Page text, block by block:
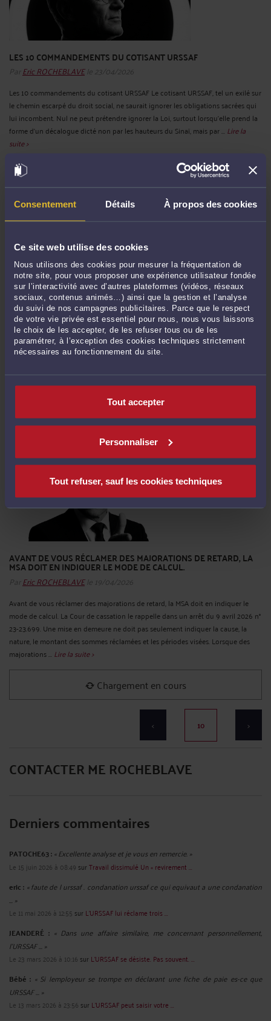
Consentement Détails À propos des cookies
Ce site web utilise des cookies
Nous utilisons des cookies pour mesurer la fréquentation de
notre site, pour vous proposer une expérience utilisateur fondée
sur l’interactivité avec d’autres plateformes (vidéos, réseaux
sociaux, contenus animés…) ainsi que la gestion et l’analyse
du suivi de nos campagnes publicitaires. Parce que le respect
de votre vie privée est essentiel pour nous, nous vous laissons
le choix de les accepter, de les refuser tous ou de les
paramétrer, à l’exception des cookies techniques strictement
nécessaires au fonctionnement du site.
Tout accepter
Personnaliser
Tout refuser, sauf les cookies techniques
LES 10 COMMANDEMENTS DU COTISANT URSSAF
Par Eric ROCHEBLAVEle 23/04/2026
Les 10 commandements du cotisant URSSAF Le cotisant URSSAF, tel un exilé sur
le chemin escarpé du droit social, ne saurait ignorer les obligations sacrées qui
lui incombent. Nul ne peut prétendre ignorer la Loi, surtout lorsqu'elle prend la
forme d'un décalogue dicté non par les hauteurs du Sinaï, mais par ... Lire la
suite >
L’URSSAF PEUT ENTRER DANS VOTRE ENTREPRISE SANS VOTRE
AUTORISATION. ELLE NE PEUT PAS Y ENTRER DE FORCE. SI VOUS
VOUS Y OPPOSEZ, VOUS VOUS EXPOSEZ SEULEMENT À DES
SANCTIONS FINANCIÈRES.
Par Eric ROCHEBLAVEle 19/04/2026
L’URSSAF peut entrer dans votre entreprise sans votre autorisation. Elle ne peut
AVANT DE VOUS RÉCLAMER DES MAJORATIONS DE RETARD, LA
MSA DOIT EN INDIQUER LE MODE DE CALCUL.
Par Eric ROCHEBLAVEle 19/04/2026
Avant de vous réclamer des majorations de retard, la MSA doit en indiquer le
mode de calcul. La Cour de cassation le rappelle dans un arrêt du 9 avril 2026 n°
23-23.699. Une mise en demeure ne doit pas seulement indiquer la cause, la
nature, le montant des sommes réclamées et les périodes visées. Lorsque des
majorations ... Lire la suite >
Chargement en cours
< 10 >
CONTACTER ME ROCHEBLAVE
Derniers commentaires
PATOCHE63 :« Excellente analyse et je vous en remercie. »
Le 15 juin 2026 à 08:49 surTravail dissimulé Un « revirement ...
eric : « faute de l urssaf . condanation urssaf ce qui equivaut a une condanation
... »
Le 11 mai 2026 à 12:55 sur L'URSSAF lui réclame trois ...
JEANDERÉ : « Dans une affaire similaire, me concernant personnellement,
l'URSSAF ... »
Le 23 mars 2026 à 10:16 sur L'URSSAF se désiste. Pas souvent. ...
Bébé : « Si lemployeur se trompe en déclarant une fiche de paie es-ce que
URSSAF ... »
Le 13 mars 2026 à 23:56 sur L’URSSAF peut saisir votre ...